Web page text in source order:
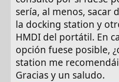
sería, al menos, sacar
la docking station y
HMDI del portátil. En
opción fuese posible,
station me
Gracias y un saludo.